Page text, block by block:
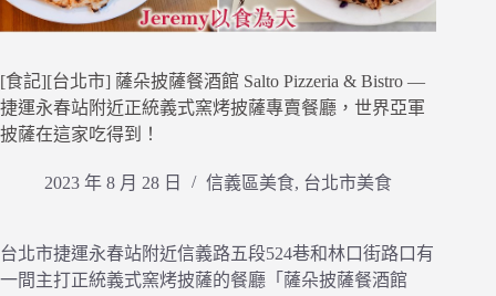
[食記][台北市] 薩朵披薩餐酒館 Salto Pizzeria & Bistro —
捷運永春站附近正統義式窯烤披薩專賣餐廳，世界亞軍
披薩在這家吃得到！
2023 年 8 月 28 日 信義區美食, 台北市美食
台北市捷運永春站附近信義路五段524巷和林口街路口有
一間主打正統義式窯烤披薩的餐廳「薩朵披薩餐酒館